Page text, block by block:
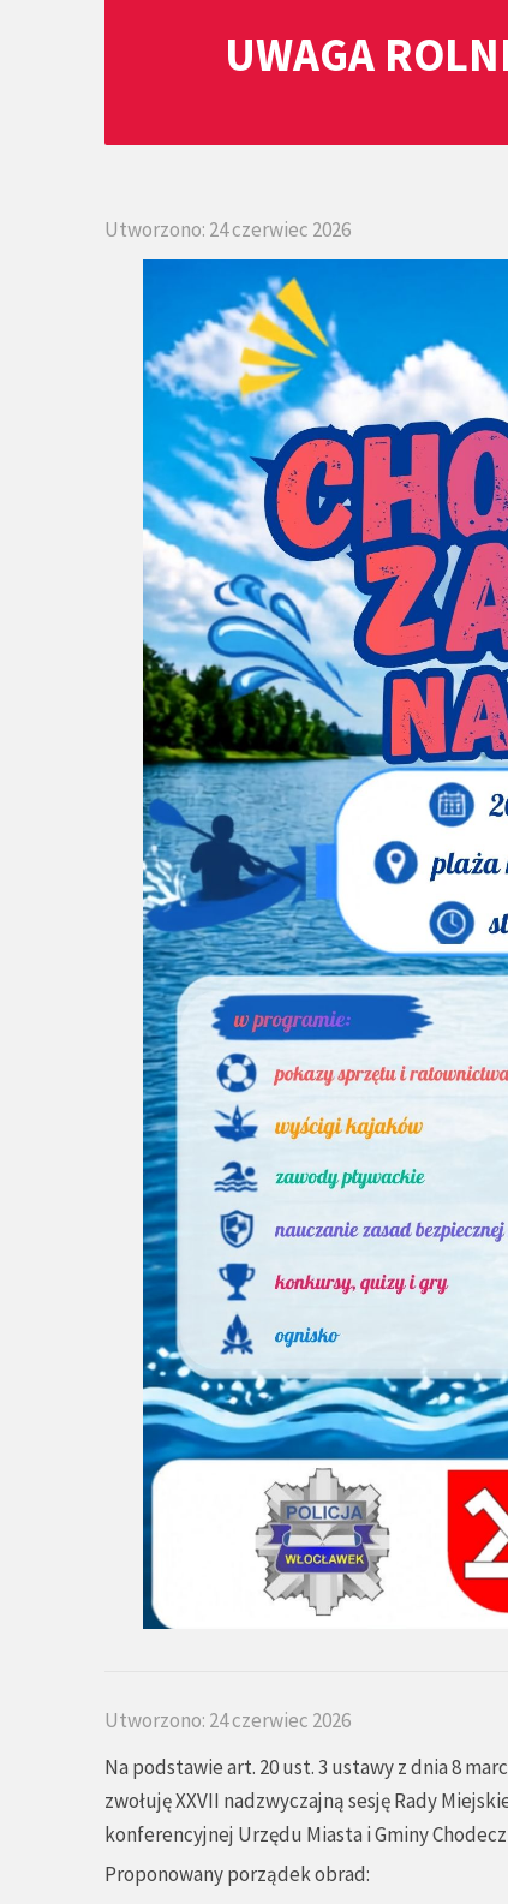
UWAGA
Utworzono: 24 czerwiec 2026
Utworzono: 24 czerwiec 2026
Na podstawie art. 20 ust. 3 ustawy z dnia 8
zwołuję XXVII nadzwyczajną sesję Rady
konferencyjnej Urzędu Miasta i Gminy
Proponowany porządek obrad: